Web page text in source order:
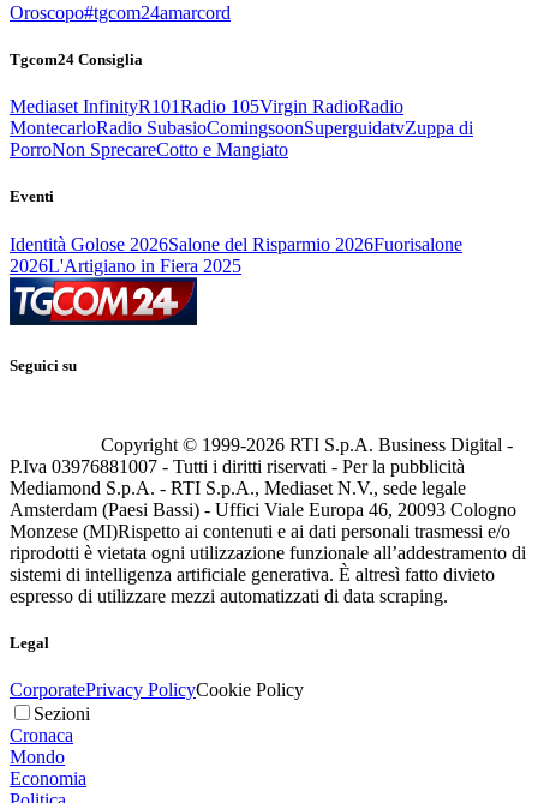
Oroscopo#tgcom24amarcord
Tgcom24 Consiglia
Mediaset InfinityR101Radio 105Virgin RadioRadio
MontecarloRadio SubasioComingsoonSuperguidatvZuppa di
PorroNon SprecareCotto e Mangiato
Eventi
Identità Golose 2026Salone del Risparmio 2026Fuorisalone
2026L'Artigiano in Fiera 2025
Seguici su
Copyright © 1999-2026 RTI S.p.A. Business Digital -
P.Iva 03976881007 - Tutti i diritti riservati - Per la pubblicità
Mediamond S.p.A. - RTI S.p.A., Mediaset N.V., sede legale
Amsterdam (Paesi Bassi) - Uffici Viale Europa 46, 20093 Cologno
Monzese (MI)Rispetto ai contenuti e ai dati personali trasmessi e/o
riprodotti è vietata ogni utilizzazione funzionale all’addestramento di
sistemi di intelligenza artificiale generativa. È altresì fatto divieto
espresso di utilizzare mezzi automatizzati di data scraping.
Legal
CorporatePrivacy PolicyCookie Policy
Sezioni
Cronaca
Mondo
Economia